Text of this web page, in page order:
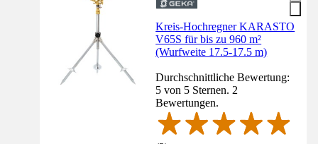
Kreis-Hochregner KARASTO
V65S für bis zu 960 m²
(Wurfweite 17.5-17.5 m)
Durchschnittliche Bewertung:
5 von 5 Sternen. 2
Bewertungen.